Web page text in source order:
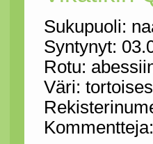
Sukupuoli:
Syntynyt:
Rotu:
Väri:
Kommentteja: